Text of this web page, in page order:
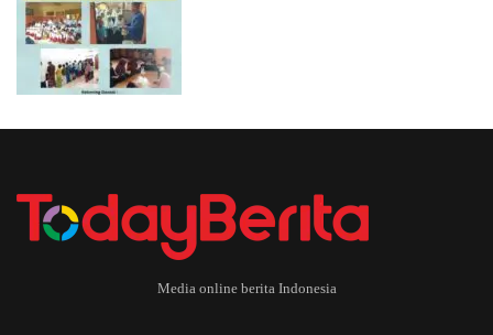
Media online berita Indonesia